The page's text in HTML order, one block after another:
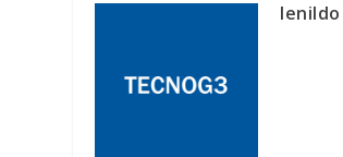
lenildo